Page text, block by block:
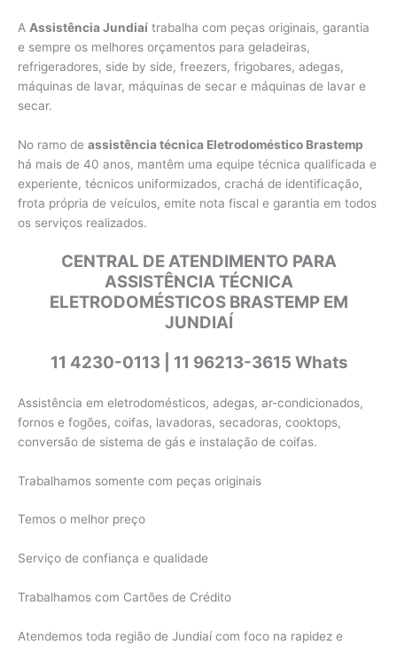
A Assistência Jundiaí trabalha com peças originais, garantia
e sempre os melhores orçamentos para geladeiras,
refrigeradores, side by side, freezers, frigobares, adegas,
máquinas de lavar, máquinas de secar e máquinas de lavar e
secar.
No ramo de assistência técnica Eletrodoméstico Brastemp
há mais de 40 anos, mantêm uma equipe técnica qualificada e
experiente, técnicos uniformizados, crachá de identificação,
frota própria de veículos, emite nota fiscal e garantia em todos
os serviços realizados.
CENTRAL DE ATENDIMENTO PARA
ASSISTÊNCIA TÉCNICA
ELETRODOMÉSTICOS BRASTEMP EM
JUNDIAÍ
11 4230-0113 | 11 96213-3615 Whats
Assistência em eletrodomésticos, adegas, ar-condicionados,
fornos e fogões, coifas, lavadoras, secadoras, cooktops,
conversão de sistema de gás e instalação de coifas.
Trabalhamos somente com peças originais
Temos o melhor preço
Serviço de confiança e qualidade
Trabalhamos com Cartões de Crédito
Atendemos toda região de Jundiaí com foco na rapidez e